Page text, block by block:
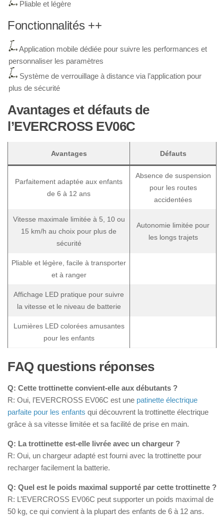
Pliable et légère
Fonctionnalités ++
Application mobile dédiée pour suivre les performances et
personnaliser les paramètres
Système de verrouillage à distance via l’application pour
plus de sécurité
Avantages et défauts de
l’EVERCROSS EV06C
Avantages Défauts
Parfaitement adaptée aux enfants
de 6 à 12 ans
Absence de suspension
pour les routes
accidentées
Vitesse maximale limitée à 5, 10 ou
15 km/h au choix pour plus de
sécurité
Autonomie limitée pour
les longs trajets
Pliable et légère, facile à transporter
et à ranger
Affichage LED pratique pour suivre
la vitesse et le niveau de batterie
Lumières LED colorées amusantes
pour les enfants
FAQ questions réponses
Q: Cette trottinette convient-elle aux débutants ?
R: Oui, l’EVERCROSS EV06C est une patinette électrique
parfaite pour les enfants qui découvrent la trottinette électrique
grâce à sa vitesse limitée et sa facilité de prise en main.
Q: La trottinette est-elle livrée avec un chargeur ?
R: Oui, un chargeur adapté est fourni avec la trottinette pour
recharger facilement la batterie.
Q: Quel est le poids maximal supporté par cette trottinette ?
R: L’EVERCROSS EV06C peut supporter un poids maximal de
50 kg, ce qui convient à la plupart des enfants de 6 à 12 ans.